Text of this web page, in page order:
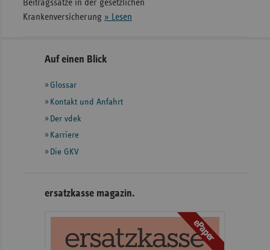
Beitragssätze in der gesetzlichen
Krankenversicherung » Lesen
Seitennavigation
Seitenleiste
weiteren
Informationen
Auf einen Blick
Glossar
Kontakt und Anfahrt
Der vdek
Karriere
Die GKV
ersatzkasse magazin.
ePaper